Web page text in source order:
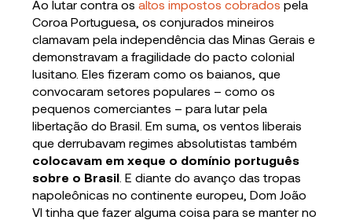
Ao lutar contra osaltos impostos cobrados pela
Coroa Portuguesa, os conjurados mineiros
clamavam pela independência das Minas Gerais e
demonstravam a fragilidade do pacto colonial
lusitano. Eles fizeram como os baianos, que
convocaram setores populares – como os
pequenos comerciantes – para lutar pela
libertação do Brasil. Em suma, os ventos liberais
que derrubavam regimes absolutistas também
colocavam em xeque o domínio português
sobre o Brasil . E diante do avanço das tropas
napoleônicas no continente europeu, Dom João
VI tinha que fazer alguma coisa para se manter no